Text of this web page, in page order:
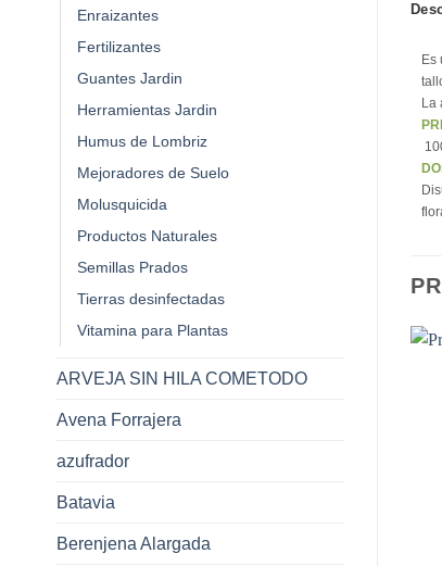
Enraizantes
Fertilizantes
Guantes Jardin
Herramientas Jardin
Humus de Lombriz
Mejoradores de Suelo
Molusquicida
Productos Naturales
Semillas Prados
Tierras desinfectadas
Vitamina para Plantas
ARVEJA SIN HILA COMETODO
Avena Forrajera
azufrador
Batavia
Berenjena Alargada
Es
La